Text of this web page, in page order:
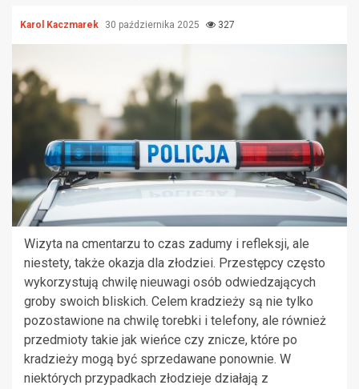
Karol Kaczmarek 30 października 2025 327
Wizyta na cmentarzu to czas zadumy i refleksji, ale
niestety, także okazja dla złodziei. Przestępcy często
wykorzystują chwilę nieuwagi osób odwiedzających
groby swoich bliskich. Celem kradzieży są nie tylko
pozostawione na chwilę torebki i telefony, ale również
przedmioty takie jak wieńce czy znicze, które po
kradzieży mogą być sprzedawane ponownie. W
niektórych przypadkach złodzieje działają z